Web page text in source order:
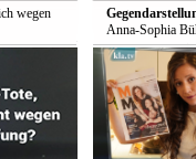
wegen
Anna-Sophia